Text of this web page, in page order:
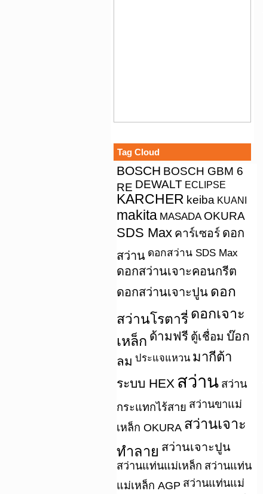
Tag Cloud
BOSCH BOSCH GBM 6
RE DEWALT ECLIPSE
KARCHER keiba KUANI
makita MASADA OKURA
SDS Max คาร์เซอร์ ดอก
สว่าน ดอกสว่าน SDS Max
ดอกสว่านเจาะคอนกรีต
ดอกสว่านเจาะปูน ดอก
สว่านโรตารี่ ดอกเจาะ
เหล็ก ด้ามฟรี ตู้เชื่อม บ๊อก
ลม ประแจแหวน มากีต้า
ระบบ HEX สว่าน สว่าน
กระแทกไร้สาย สว่านขาแม่
เหล็ก OKURA สว่านเจาะ
ทำลาย สว่านเจาะปูน
สว่านแท่นแม่เหล็ก สว่านแท่น
แม่เหล็ก AGP สว่านแท่นแม่